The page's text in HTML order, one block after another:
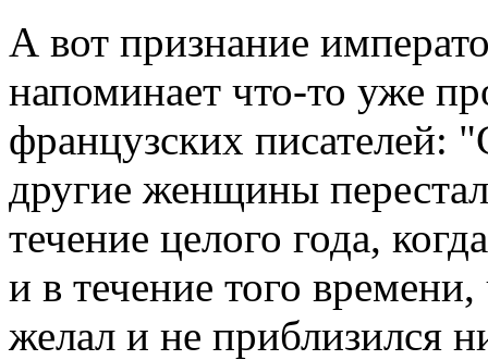
А вот признание
напоминает что-то уже
французских писателей:
другие женщины
течение целого года,
и в течение того
желал и не приблизился